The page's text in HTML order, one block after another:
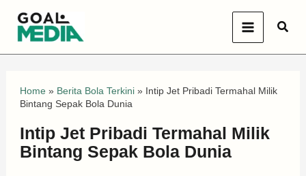
Home» Berita Bola Terkini» Intip Jet Pribadi Termahal Milik
Bintang Sepak Bola Dunia
Intip Jet Pribadi Termahal Milik
Bintang Sepak Bola Dunia